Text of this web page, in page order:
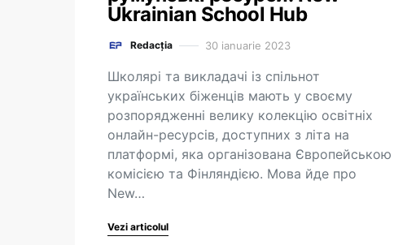
Ukrainian School Hub
Redacția 30 ianuarie 2023
Школярі та викладачі із спільнот
українських біженців мають у своєму
розпорядженні велику колекцію освітніх
онлайн-ресурсів, доступних з літа на
платформі, яка організована Європейською
комісією та Фінляндією. Мова йде про
New…
Vezi articolul